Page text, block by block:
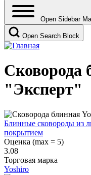
Open Sidebar
Open Search Block
Сковорода
"Эксперт"
Блинные сковороды из
покрытием
Оценка (max = 5)
3.08
Торговая марка
Yoshiro